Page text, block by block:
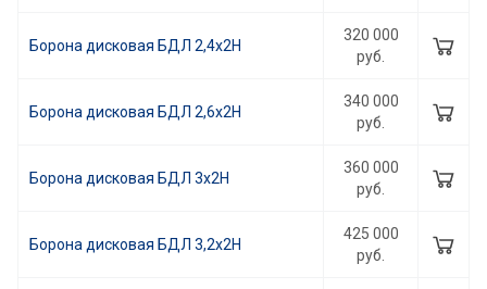
Борона дисковая БДЛ 2,4x2Н
320 000
руб.
Борона дисковая БДЛ 2,6x2Н
340 000
руб.
Борона дисковая БДЛ 3x2Н
360 000
руб.
Борона дисковая БДЛ 3,2x2Н
425 000
руб.